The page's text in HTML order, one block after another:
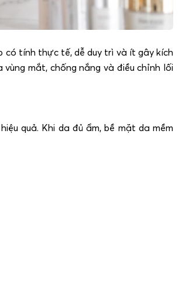
có tính thực tế, dễ duy trì và ít gây kích
mắt, chống nắng và điều chỉnh lối
quả. Khi da đủ ẩm, bề mặt da mềm